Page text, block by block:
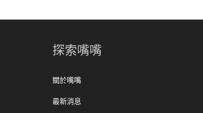
探索嘴嘴
關於嘴嘴
最新消息